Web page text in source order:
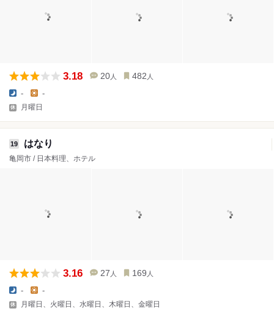
3.18 20 人 482 人
- -
月曜日
19 はなり
亀岡市 / 日本料理、ホテル
3.16 27 人 169 人
- -
月曜日、火曜日、水曜日、木曜日、金曜日